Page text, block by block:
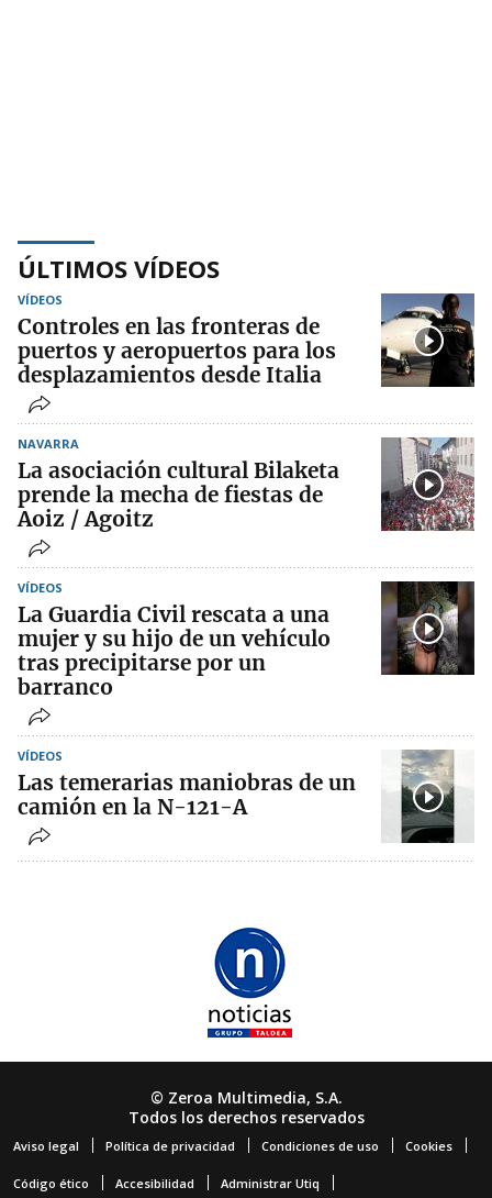
ÚLTIMOS VÍDEOS
VÍDEOS
Controles en las fronteras de
puertos y aeropuertos para los
desplazamientos desde Italia
NAVARRA
La asociación cultural Bilaketa
prende la mecha de fiestas de
Aoiz / Agoitz
VÍDEOS
La Guardia Civil rescata a una
mujer y su hijo de un vehículo
tras precipitarse por un
barranco
VÍDEOS
Las temerarias maniobras de un
camión en la N-121-A
© Zeroa Multimedia, S.A.
Todos los derechos reservados
Aviso legal Política de privacidad Condiciones de uso Cookies
Código ético Accesibilidad Administrar Utiq